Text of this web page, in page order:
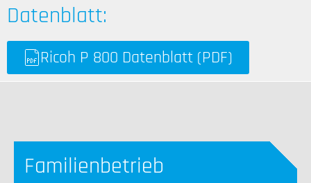
Datenblatt:
Ricoh P 800 Datenblatt (PDF)
Familienbetrieb